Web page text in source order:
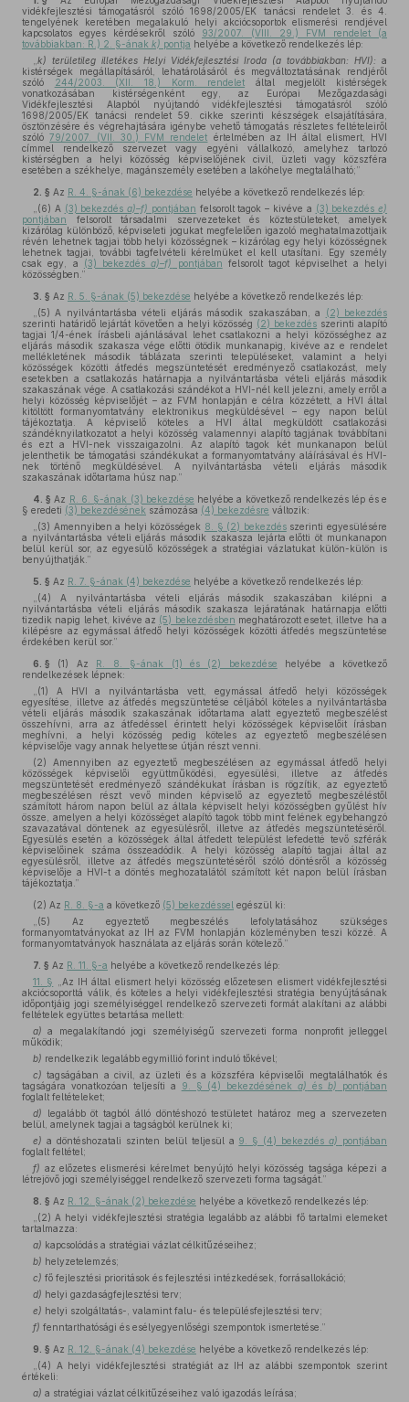
vidékfejlesztési támogatásról szóló 1698/2005/EK tanácsi rendelet 3. és 4.
tengelyének keretében megalakuló helyi akciócsoportok elismerési rendjével
kapcsolatos egyes kérdésekről szóló 93/2007. (VIII. 29.) FVM rendelet (a
továbbiakban: R.) 2. §-ának k) pontja helyébe a következő rendelkezés lép:
k) területileg illetékes Helyi Vidékfejlesztési Iroda (a továbbiakban: HVI): a
kistérségek megállapításáról, lehatárolásáról és megváltoztatásának rendjéről
szóló
244/2003. (XII. 18.) Korm. rendelet által megjelölt kistérségek
vonatkozásában kistérségenként egy, az Európai Mezőgazdasági
Vidékfejlesztési Alapból nyújtandó vidékfejlesztési támogatásról szóló
1698/2005/EK tanácsi rendelet 59. cikke szerinti készségek elsajátítására,
ösztönzésére és végrehajtására igénybe vehető támogatás részletes feltételeiről
szóló79/2007. (VII. 30.) FVM rendelet értelmében az IH által elismert, HVI
címmel rendelkező szervezet vagy egyéni vállalkozó, amelyhez tartozó
kistérségben a helyi közösség képviselőjének civil, üzleti vagy közszféra
esetében a székhelye, magánszemély esetében a lakóhelye megtalálható;”
2. § Az R. 4. §-ának (6) bekezdése helyébe a következő rendelkezés lép:
„(6) A (3) bekezdésa)–f) pontjában felsorolt tagok – kivéve a (3) bekezdése)
pontjában felsorolt társadalmi szervezeteket és köztestületeket, amelyek
kizárólag különböző, képviseleti jogukat megfelelően igazoló meghatalmazottjaik
révén lehetnek tagjai több helyi közösségnek – kizárólag egy helyi közösségnek
lehetnek tagjai, további tagfelvételi kérelmüket el kell utasítani. Egy személy
csak egy, a (3) bekezdésa)–f) pontjában felsorolt tagot képviselhet a helyi
közösségben.”
3. § Az R. 5. §-ának (5) bekezdése helyébe a következő rendelkezés lép:
„(5) A nyilvántartásba vételi eljárás második szakaszában, a
(2) bekezdés
szerinti határidő lejártát követően a helyi közösség (2) bekezdés szerinti alapító
tagjai 1/4-ének írásbeli ajánlásával lehet csatlakozni a helyi közösséghez az
eljárás második szakasza vége előtti ötödik munkanapig, kivéve az e rendelet
mellékletének második táblázata szerinti településeket, valamint a helyi
közösségek közötti átfedés megszüntetését eredményező csatlakozást, mely
esetekben a csatlakozás határnapja a nyilvántartásba vételi eljárás második
szakaszának vége. A csatlakozási szándékot a HVI-nél kell jelezni, amely erről a
helyi közösség képviselőjét – az FVM honlapján e célra közzétett, a HVI által
kitöltött formanyomtatvány elektronikus megküldésével – egy napon belül
tájékoztatja. A képviselő köteles a HVI által megküldött csatlakozási
szándéknyilatkozatot a helyi közösség valamennyi alapító tagjának továbbítani
és ezt a HVI-nek visszaigazolni. Az alapító tagok két munkanapon belül
jelenthetik be támogatási szándékukat a formanyomtatvány aláírásával és HVI-
nek történő megküldésével. A nyilvántartásba vételi eljárás második
szakaszának időtartama húsz nap.”
4. § Az R. 6. §-ának (3) bekezdése helyébe a következő rendelkezés lép és e
§ eredeti (3) bekezdésének számozása (4) bekezdésre változik:
„(3) Amennyiben a helyi közösségek 8. § (2) bekezdésszerinti egyesülésére
a nyilvántartásba vételi eljárás második szakasza lejárta előtti öt munkanapon
belül kerül sor, az egyesülő közösségek a stratégiai vázlatukat külön-külön is
benyújthatják.”
5. § Az R. 7. §-ának (4) bekezdése helyébe a következő rendelkezés lép:
„(4) A nyilvántartásba vételi eljárás második szakaszában kilépni a
nyilvántartásba vételi eljárás második szakasza lejáratának határnapja előtti
tizedik napig lehet, kivéve az (5) bekezdésben meghatározott esetet, illetve ha a
kilépésre az egymással átfedő helyi közösségek közötti átfedés megszüntetése
érdekében kerül sor.”
6. § (1) Az R. 8. §-ának (1) és (2) bekezdése helyébe a következő
rendelkezések lépnek:
„(1) A HVI a nyilvántartásba vett, egymással átfedő helyi közösségek
egyesítése, illetve az átfedés megszüntetése céljából köteles a nyilvántartásba
vételi eljárás második szakaszának időtartama alatt egyeztető megbeszélést
összehívni, arra az átfedéssel érintett helyi közösségek képviselőit írásban
meghívni, a helyi közösség pedig köteles az egyeztető megbeszélésen
képviselője vagy annak helyettese útján részt venni.
(2) Amennyiben az egyeztető megbeszélésen az egymással átfedő helyi
közösségek képviselői együttműködési, egyesülési, illetve az átfedés
megszüntetését eredményező szándékukat írásban is rögzítik, az egyeztető
megbeszélésen részt vevő minden képviselő az egyeztető megbeszéléstől
számított három napon belül az általa képviselt helyi közösségben gyűlést hív
össze, amelyen a helyi közösséget alapító tagok több mint felének egybehangzó
szavazatával döntenek az egyesülésről, illetve az átfedés megszüntetéséről.
Egyesülés esetén a közösségek által átfedett települést lefedetté tevő szférák
képviselőinek száma összeadódik. A helyi közösség alapító tagjai által az
egyesülésről, illetve az átfedés megszüntetéséről szóló döntésről a közösség
képviselője a HVI-t a döntés meghozatalától számított két napon belül írásban
tájékoztatja.”
(2) Az R. 8. §-a a következő (5) bekezdéssel egészül ki:
„(5) Az egyeztető megbeszélés lefolytatásához szükséges
formanyomtatványokat az IH az FVM honlapján közleményben teszi közzé. A
formanyomtatványok használata az eljárás során kötelező.”
7. § Az R. 11. §-a helyébe a következő rendelkezés lép:
11. §
„Az IH által elismert helyi közösség előzetesen elismert vidékfejlesztési
akciócsoporttá válik, és köteles a helyi vidékfejlesztési stratégia benyújtásának
időpontjáig jogi személyiséggel rendelkező szervezeti formát alakítani az alábbi
feltételek együttes betartása mellett:
a) a megalakítandó jogi személyiségű szervezeti forma nonprofit jelleggel
működik;
b) rendelkezik legalább egymillió forint induló tőkével;
c) tagságában a civil, az üzleti és a közszféra képviselői megtalálhatók és
tagságára vonatkozóan teljesíti a
9. § (4) bekezdéséneka) ésb) pontjában
foglalt feltételeket;
d) legalább öt tagból álló döntéshozó testületet határoz meg a szervezeten
belül, amelynek tagjai a tagságból kerülnek ki;
e) a döntéshozatali szinten belül teljesül a 9. § (4) bekezdésa) pontjában
foglalt feltétel;
f) az előzetes elismerési kérelmet benyújtó helyi közösség tagsága képezi a
létrejövő jogi személyiséggel rendelkező szervezeti forma tagságát.”
8. § Az R. 12. §-ának (2) bekezdése helyébe a következő rendelkezés lép:
„(2) A helyi vidékfejlesztési stratégia legalább az alábbi fő tartalmi elemeket
tartalmazza:
a) kapcsolódás a stratégiai vázlat célkitűzéseihez;
b) helyzetelemzés;
c) fő fejlesztési prioritások és fejlesztési intézkedések, forrásallokáció;
d) helyi gazdaságfejlesztési terv;
e) helyi szolgáltatás-, valamint falu- és településfejlesztési terv;
f) fenntarthatósági és esélyegyenlőségi szempontok ismertetése.”
9. § Az R. 12. §-ának (4) bekezdése helyébe a következő rendelkezés lép:
„(4) A helyi vidékfejlesztési stratégiát az IH az alábbi szempontok szerint
értékeli:
a) a stratégiai vázlat célkitűzéseihez való igazodás leírása;